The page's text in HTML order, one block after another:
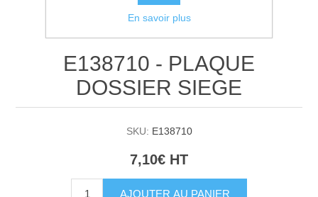
E138710 - PLAQUE
DOSSIER SIEGE
SKU: E138710
7,10€ HT
AJOUTER AU PANIER
En savoir plus